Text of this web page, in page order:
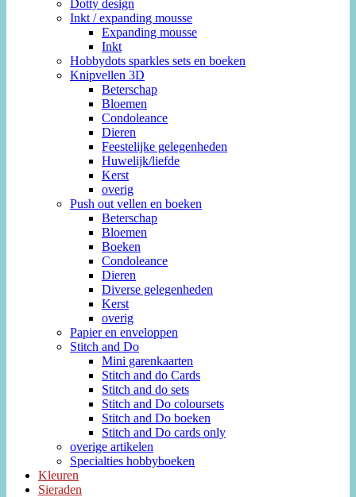
Dotty design
Inkt / expanding mousse
Expanding mousse
Inkt
Hobbydots sparkles sets en boeken
Knipvellen 3D
Beterschap
Bloemen
Condoleance
Dieren
Feestelijke gelegenheden
Huwelijk/liefde
Kerst
overig
Push out vellen en boeken
Beterschap
Bloemen
Boeken
Condoleance
Dieren
Diverse gelegenheden
Kerst
overig
Papier en enveloppen
Stitch and Do
Mini garenkaarten
Stitch and do Cards
Stitch and do sets
Stitch and Do coloursets
Stitch and Do boeken
Stitch and Do cards only
overige artikelen
Specialties hobbyboeken
Kleuren
Sieraden